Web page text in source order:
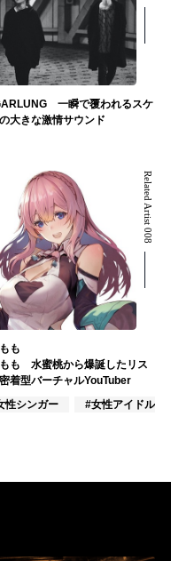
一瞬で覆われるスケ
大きな激情サウンド
Related Artist 008
も
も 水蜜桃から爆誕したリス
着型バーチャルYouTuber
性シンガー
#女性アイドル